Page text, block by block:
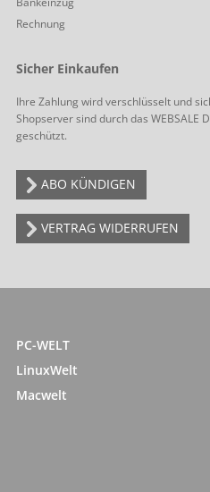
Rechnung
Sicher Einkaufen
Ihre Zahlung wird verschlüsselt und
Shopserver sind durch das WEBSALE
geschützt.
ABO KÜNDIGEN
VERTRAG WIDERRUFEN
PC-WELT
LinuxWelt
Macwelt